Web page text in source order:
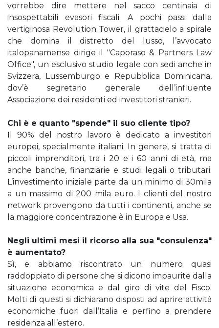
vorrebbe dire mettere nel sacco centinaia di
insospettabili evasori fiscali. A pochi passi dalla
vertiginosa Revolution Tower, il grattacielo a spirale
che domina il distretto del lusso, l’avvocato
italopanamense dirige il "Caporaso & Partners Law
Office", un esclusivo studio legale con sedi anche in
Svizzera, Lussemburgo e Repubblica Dominicana,
dov’è segretario generale dell’influente
Associazione dei residenti ed investitori stranieri.
Chi è e quanto "spende" il suo cliente tipo?
Il 90% del nostro lavoro è dedicato a investitori
europei, specialmente italiani. In genere, si tratta di
piccoli imprenditori, tra i 20 e i 60 anni di età, ma
anche banche, finanziarie e studi legali o tributari.
L’investimento iniziale parte da un minimo di 30mila
a un massimo di 200 mila euro. I clienti del nostro
network provengono da tutti i continenti, anche se
la maggiore concentrazione è in Europa e Usa.
Negli ultimi mesi il ricorso alla sua "consulenza"
è aumentato?
Sì, e abbiamo riscontrato un numero quasi
raddoppiato di persone che si dicono impaurite dalla
situazione economica e dal giro di vite del Fisco.
Molti di questi si dichiarano disposti ad aprire attività
economiche fuori dall’Italia e perfino a prendere
residenza all’estero.